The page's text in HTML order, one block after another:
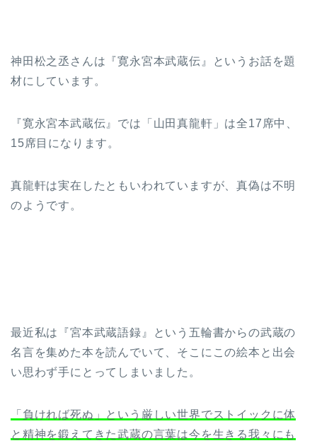
神田松之丞さんは『寛永宮本武蔵伝』というお話を題
材にしています。
『寛永宮本武蔵伝』では「山田真龍軒」は全17席中、
15席目になります。
真龍軒は実在したともいわれていますが、真偽は不明
のようです。
最近私は『宮本武蔵語録』という五輪書からの武蔵の
名言を集めた本を読んでいて、そこにこの絵本と出会
い思わず手にとってしまいました。
「負ければ死ぬ」という厳しい世界でストイックに体
と精神を鍛えてきた武蔵の言葉は今を生きる我々にも